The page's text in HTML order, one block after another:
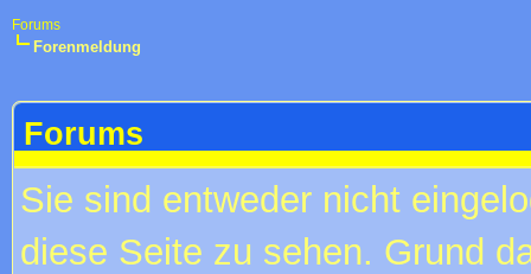
Forums
Forenmeldung
Forums
Sie sind entweder nicht
diese Seite zu sehen. Grund